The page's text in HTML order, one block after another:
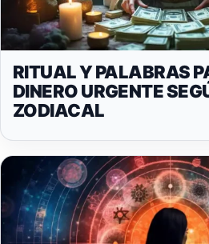
RITUAL Y PALABRAS
DINERO URGENTE
ZODIACAL